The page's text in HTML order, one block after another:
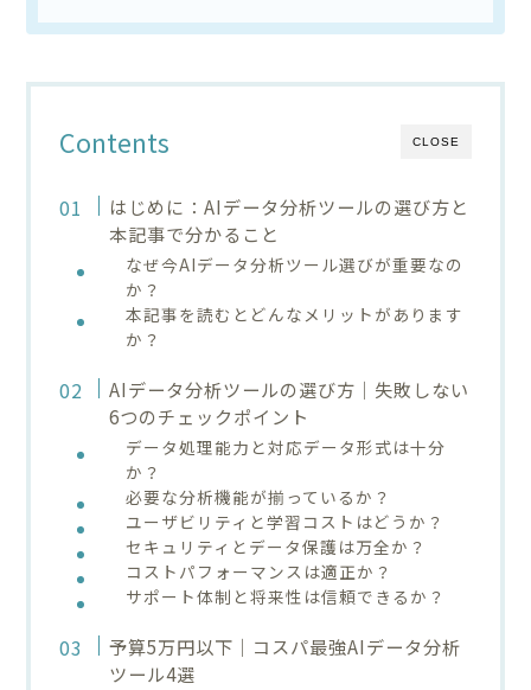
CLOSE
Contents
はじめに：AIデータ分析ツールの選び方と
本記事で分かること
なぜ今AIデータ分析ツール選びが重要なの
か？
本記事を読むとどんなメリットがあります
か？
AIデータ分析ツールの選び方｜失敗しない
6つのチェックポイント
データ処理能力と対応データ形式は十分
か？
必要な分析機能が揃っているか？
ユーザビリティと学習コストはどうか？
セキュリティとデータ保護は万全か？
コストパフォーマンスは適正か？
サポート体制と将来性は信頼できるか？
予算5万円以下｜コスパ最強AIデータ分析
ツール4選